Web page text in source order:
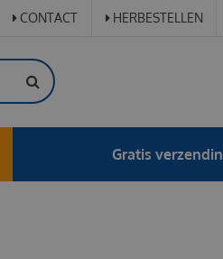
CONTACT HERBESTELLEN
Gratis